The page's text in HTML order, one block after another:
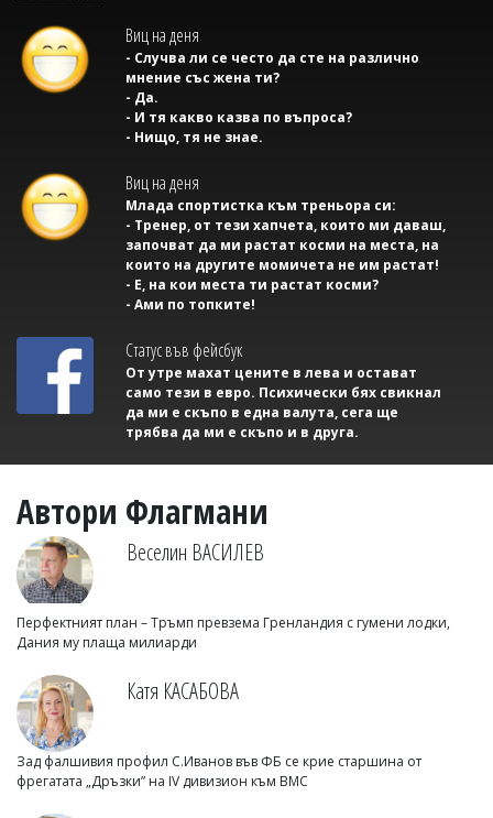
Виц на деня
- Случва ли се често да сте на различно
мнение със жена ти?
- Да.
- И тя какво казва по въпроса?
- Нищо, тя не знае.
Виц на деня
Млада спортистка към треньора си:
- Тренер, от тези хапчета, които ми даваш,
започват да ми растат косми на места, на
които на другите момичета не им растат!
- Е, на кои места ти растат косми?
- Ами по топките!
Статус във фейсбук
От утре махат цените в лева и остават
само тези в евро. Психически бях свикнал
да ми е скъпо в една валута, сега ще
трябва да ми е скъпо и в друга.
Автори Флагмани
Веселин ВАСИЛЕВ
Перфектният план – Тръмп превзема Гренландия с гумени лодки,
Дания му плаща милиарди
Катя КАСАБОВА
Зад фалшивия профил С.Иванов във ФБ се крие старшина от
фрегатата „Дръзки” на IV дивизион към ВМС